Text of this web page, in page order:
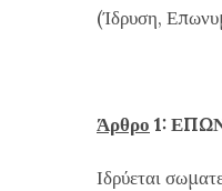
(Ίδρυση,
Άρθρο 1:
Ιδρύεται